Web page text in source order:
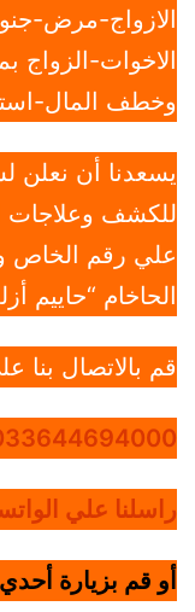
الازواج-مرض-
الاخوات-الزواج
وخطف المال-
يسعدنا أن نعلن
للكشف وعلاجات
علي رقم الخاص
الحاخام “حاييم
قم بالاتصال بنا
راسلنا علي
أو قم بزيارة